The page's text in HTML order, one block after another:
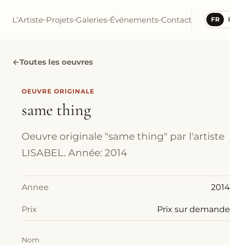
L’Artiste Projets Galeries Événements Contact FR
←Toutes les oeuvres
OEUVRE ORIGINALE
same thing
Oeuvre originale "same thing" par l'artiste
LISABEL. Année: 2014
Annee 2014
Prix Prix sur demande
Nom